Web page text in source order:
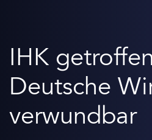
IHK
Deutsche
verwundbar